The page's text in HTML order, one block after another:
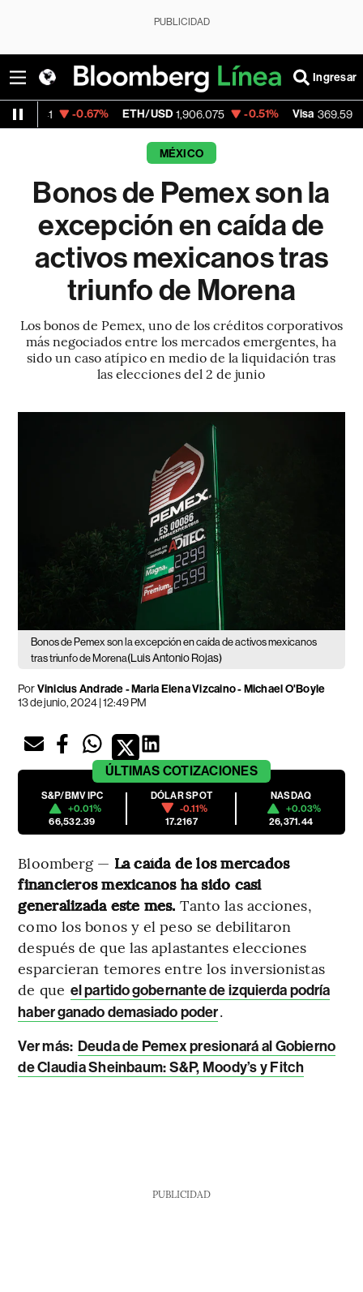
PUBLICIDAD
Ingresar
-0.67% ETH/USD 1,906.075 -0.51% Visa 369.59 +0.28%
MÉXICO
Bonos de Pemex son la
excepción en caída de
activos mexicanos tras
triunfo de Morena
Los bonos de Pemex, uno de los créditos corporativos
más negociados entre los mercados emergentes, ha
sido un caso atípico en medio de la liquidación tras
las elecciones del 2 de junio
Bonos de Pemex son la excepción en caída de activos mexicanos
tras triunfo de Morena(Luis Antonio Rojas)
PorVinicius Andrade - Maria Elena Vizcaino - Michael O'Boyle
13 de junio, 2024 | 12:49 PM
ÚLTIMAS COTIZACIONES
S&P/BMV IPC
+0.01%
66,532.39
DÓLAR SPOT
-0.11%
17.2167
NASDAQ
+0.03%
26,371.44
Bloomberg — La caída de los mercados
financieros mexicanos ha sido casi
generalizada este mes. Tanto las acciones,
como los bonos y el peso se debilitaron
después de que las aplastantes elecciones
esparcieran temores entre los inversionistas
de que el partido gobernante de izquierda podría
haber ganado demasiado poder.
Ver más: Deuda de Pemex presionará al Gobierno
de Claudia Sheinbaum: S&P, Moody’s y Fitch
PUBLICIDAD